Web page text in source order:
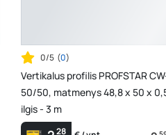
0/5 (0)
Vertikalus profilis PROFSTAR
50/50, matmenys 48,8 x 50 x
ilgis - 3 m
28